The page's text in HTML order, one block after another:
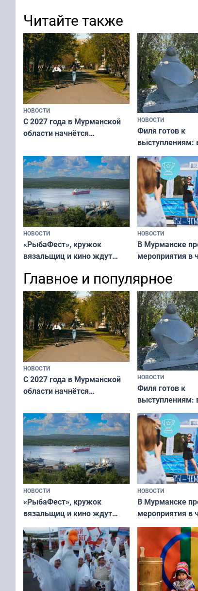
Читайте также
НОВОСТИ
С 2027 года в Мурманской
области начнётся
подростков от ВПЧ
НОВОСТИ
Филя готов к
выступлениям:
мурманском
рассказали о
тюленей
НОВОСТИ
«РыбаФест», кружок
вязальщиц и кино ждут
НОВОСТИ
В Мурманске
мероприятия в
Главное и популярное
НОВОСТИ
С 2027 года в Мурманской
области начнётся
подростков от ВПЧ
НОВОСТИ
Филя готов к
выступлениям:
мурманском
рассказали о
тюленей
НОВОСТИ
«РыбаФест», кружок
вязальщиц и кино ждут
мурманчан в эти выходные
НОВОСТИ
В Мурманске
мероприятия в
физкультурника